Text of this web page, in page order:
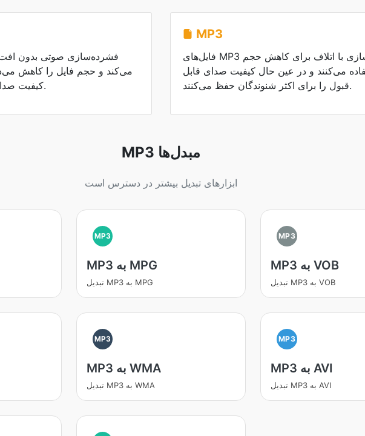
کیفیت صدای اصلی را حفظ می‌کند.
MP3
فایل‌های MP3 از فشرده‌سازی با اتلاف برای کاهش حجم
می‌کنند و در عین حال کیفیت صدای قابل
قبول را برای اکثر شنوندگان حفظ می‌کنند.
MP3 مبدل‌ها
ابزارهای تبدیل بیشتر در دسترس است
MP3
MP3 به MPG
تبدیل MP3 به MPG
MP3
MP3 به VOB
تبدیل MP3 به VOB
MP3
MP3 به WMA
تبدیل MP3 به WMA
MP3
MP3 به AVI
تبدیل MP3 به AVI